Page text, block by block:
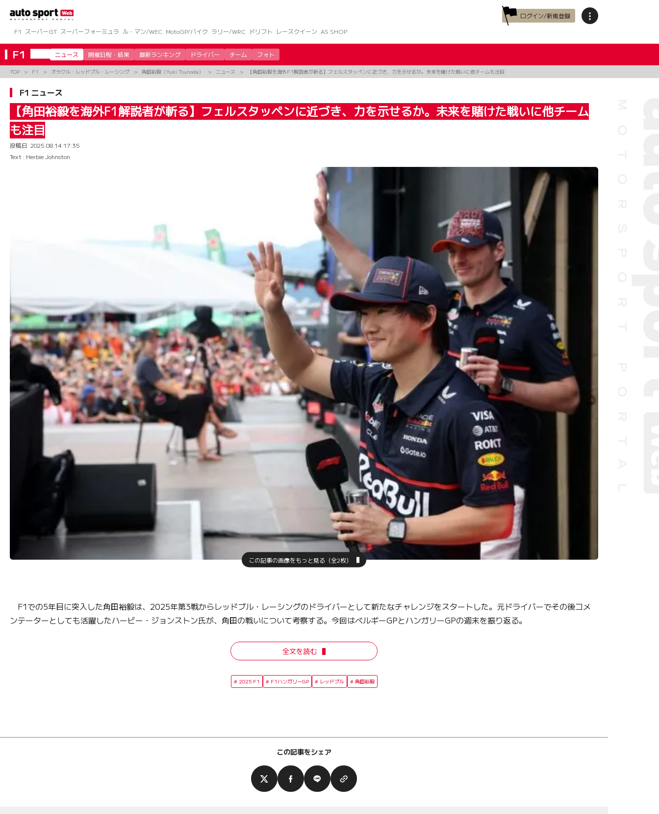
ツ
へ
ス
キ
ッ
ログイン/新規登録
F1
スーパーGT スーパーフォーミュラ ル・マン/WEC MotoGP/バイク ラリー/WRC ドリフト レースクイーン AS SHOP
F1 ニュース 開催日程・結果 最新ランキング ドライバー チーム フォト
TOP F1 オラクル・レッドブル・レーシング 角田裕毅（Yuki Tsunoda） ニュース 【角田裕毅を海外F1解説者が斬る】フェルスタッペンに近づき、力を示せるか。未来を賭けた戦いに他チームも注目
F1 ニュース
【角田裕毅を海外F1解説者が斬る】フェルスタッペンに近づき、力を示せるか。未来を賭けた戦いに他チーム
も注目
投稿日: 2025.08.14 17:35
Text : Herbie Johnston
この記事の画像をもっと見る（全2枚）
F1での5年目に突入した角田裕毅は、2025年第3戦からレッドブル・レーシングのドライバーとして新たなチャレンジをスタートした。元ドライバーでその後コメ
ンテーターとしても活躍したハービー・ジョンストン氏が、角田の戦いについて考察する。今回はベルギーGPとハンガリーGPの週末を振り返る。
全文を読む
2025 F1 F1ハンガリーGP レッドブル 角田裕毅
この記事をシェア